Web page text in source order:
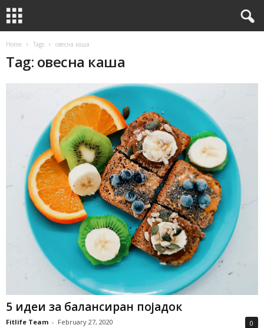
Home Tags овесна каша
Tag: овесна каша
5 идеи за балансиран појадок
Fitlife Team - February 27, 2020 0